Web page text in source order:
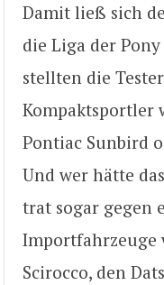
Damit ließ sich
die Liga der
stellten die
Kompaktsportler
Pontiac Sunbird
Und wer hätte
trat sogar gegen
Importfahrzeuge
Scirocco, den